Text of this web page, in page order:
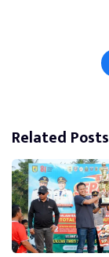
Related Posts